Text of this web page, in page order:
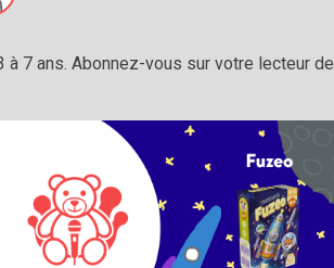
7 ans. Abonnez-vous sur votre lecteur de